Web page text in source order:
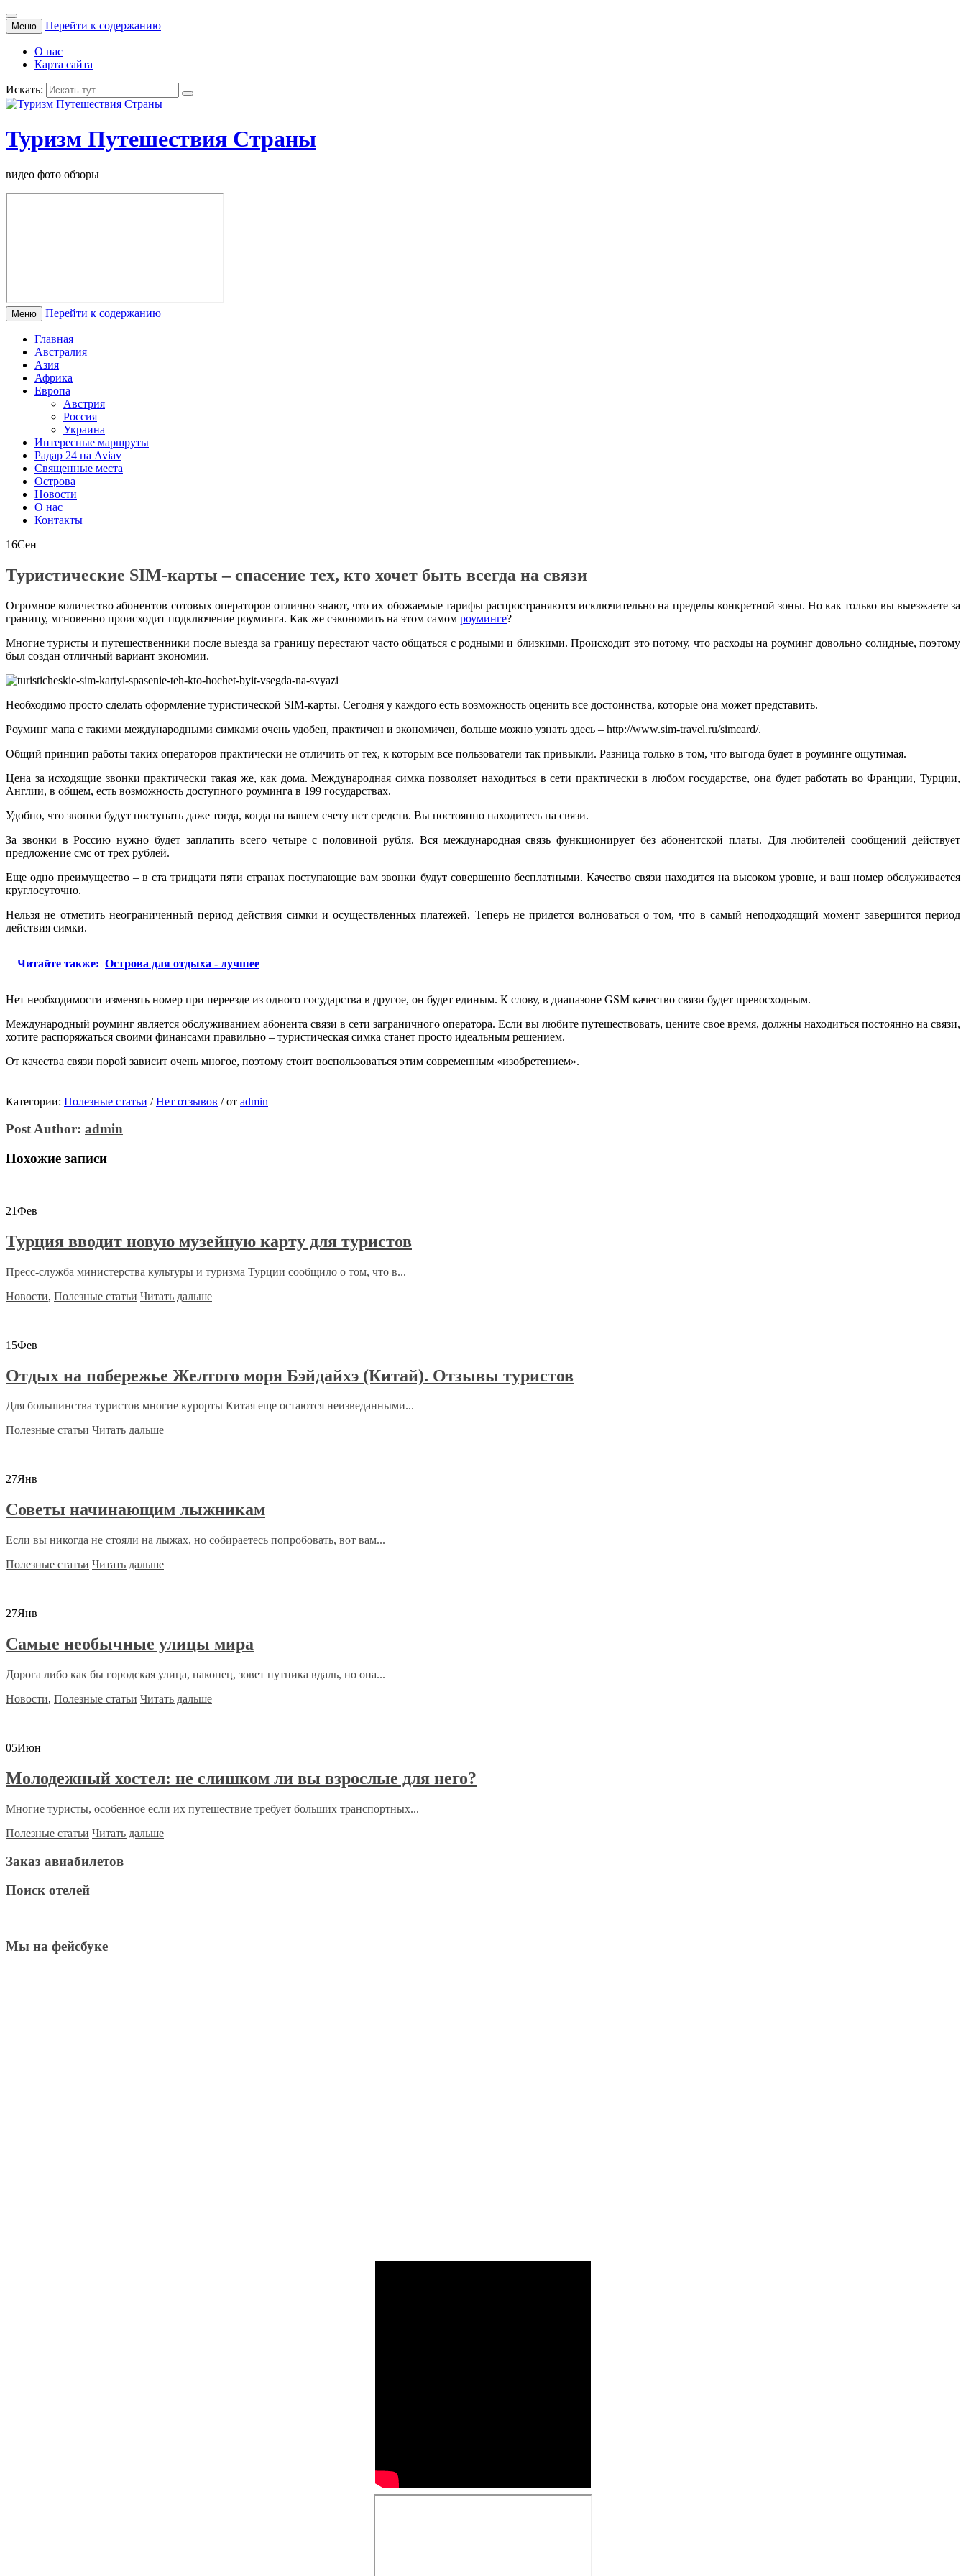
Меню Перейти к содержанию
О нас
Карта сайта
Искать:
Туризм Путешествия Страны
видео фото обзоры
Меню Перейти к содержанию
Главная
Австралия
Азия
Африка
Европа
Австрия
Россия
Украина
Интересные маршруты
Радар 24 на Aviav
Священные места
Острова
Новости
О нас
Контакты
16Сен
Туристические SIM-карты – спасение тех, кто хочет быть всегда на связи
Огромное количество абонентов сотовых операторов отлично знают, что их обожаемые тарифы распространяются исключительно на пределы конкретной зоны. Но как только вы выезжаете за
границу, мгновенно происходит подключение роуминга. Как же сэкономить на этом самом роуминге?
Многие туристы и путешественники после выезда за границу перестают часто общаться с родными и близкими. Происходит это потому, что расходы на роуминг довольно солидные, поэтому
был создан отличный вариант экономии.
Необходимо просто сделать оформление туристической SIM-карты. Сегодня у каждого есть возможность оценить все достоинства, которые она может представить.
Роуминг мапа с такими международными симками очень удобен, практичен и экономичен, больше можно узнать здесь – http://www.sim-travel.ru/simcard/.
Общий принцип работы таких операторов практически не отличить от тех, к которым все пользователи так привыкли. Разница только в том, что выгода будет в роуминге ощутимая.
Цена за исходящие звонки практически такая же, как дома. Международная симка позволяет находиться в сети практически в любом государстве, она будет работать во Франции, Турции,
Англии, в общем, есть возможность доступного роуминга в 199 государствах.
Удобно, что звонки будут поступать даже тогда, когда на вашем счету нет средств. Вы постоянно находитесь на связи.
За звонки в Россию нужно будет заплатить всего четыре с половиной рубля. Вся международная связь функционирует без абонентской платы. Для любителей сообщений действует
предложение смс от трех рублей.
Еще одно преимущество – в ста тридцати пяти странах поступающие вам звонки будут совершенно бесплатными. Качество связи находится на высоком уровне, и ваш номер обслуживается
круглосуточно.
Нельзя не отметить неограниченный период действия симки и осуществленных платежей. Теперь не придется волноваться о том, что в самый неподходящий момент завершится период
действия симки.
Читайте также: Острова для отдыха - лучшее
Нет необходимости изменять номер при переезде из одного государства в другое, он будет единым. К слову, в диапазоне GSM качество связи будет превосходным.
Международный роуминг является обслуживанием абонента связи в сети заграничного оператора. Если вы любите путешествовать, цените свое время, должны находиться постоянно на связи,
хотите распоряжаться своими финансами правильно – туристическая симка станет просто идеальным решением.
От качества связи порой зависит очень многое, поэтому стоит воспользоваться этим современным «изобретением».
Категории: Полезные статьи / Нет отзывов /от admin
Post Author: admin
Похожие записи
21Фев
Турция вводит новую музейную карту для туристов
Пресс-служба министерства культуры и туризма Турции сообщило о том, что в...
Новости, Полезные статьи Читать дальше
15Фев
Отдых на побережье Желтого моря Бэйдайхэ (Китай). Отзывы туристов
Для большинства туристов многие курорты Китая еще остаются неизведанными...
Полезные статьи Читать дальше
27Янв
Советы начинающим лыжникам
Если вы никогда не стояли на лыжах, но собираетесь попробовать, вот вам...
Полезные статьи Читать дальше
27Янв
Самые необычные улицы мира
Дорога либо как бы городская улица, наконец, зовет путника вдаль, но она...
Новости, Полезные статьи Читать дальше
05Июн
Молодежный хостел: не слишком ли вы взрослые для него?
Многие туристы, особенное если их путешествие требует больших транспортных...
Полезные статьи Читать дальше
Заказ авиабилетов
Поиск отелей
Мы на фейсбуке